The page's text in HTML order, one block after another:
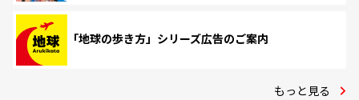
「地球の歩き方」シリーズ広告のご案内
もっと見る